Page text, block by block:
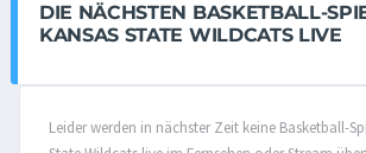
DIE NÄCHSTEN BASKETBALL-
KANSAS STATE WILDCATS LIVE
Leider werden in nächster Zeit keine Basketball-